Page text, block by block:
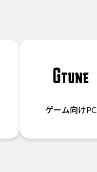
ゲーム向けPC